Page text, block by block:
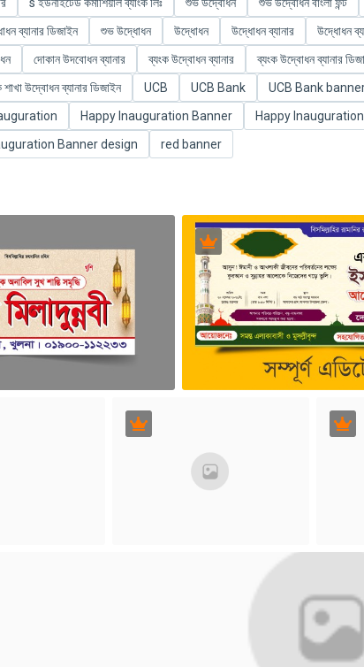
ব্যানার ডিজাইন শুভ উদ্ধোধন উদ্ধোধন উদ্ধোধন ব্যানার উদ্ধোধন
দোকান উদবোধন ব্যানার ব্যংক উদ্বোধন ব্যানার ব্যংক উদ্বোধন ব্যানার
শাখা উদ্বোধন ব্যানার ডিজাইন UCB UCB Bank UCB Bank
Happy Inauguration Banner
Happy
Banner design red banner